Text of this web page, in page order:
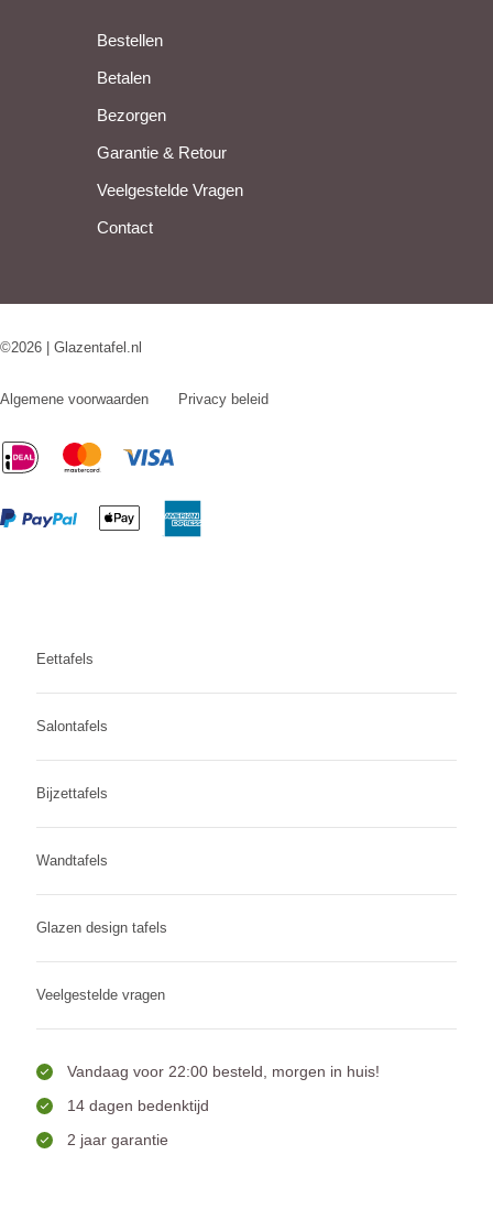
Bestellen
Betalen
Bezorgen
Garantie & Retour
Veelgestelde Vragen
Contact
©2026 | Glazentafel.nl
Algemene voorwaarden Privacy beleid
Eettafels
Salontafels
Bijzettafels
Wandtafels
Glazen design tafels
Veelgestelde vragen
Vandaag voor 22:00 besteld, morgen in huis!
14 dagen bedenktijd
2 jaar garantie